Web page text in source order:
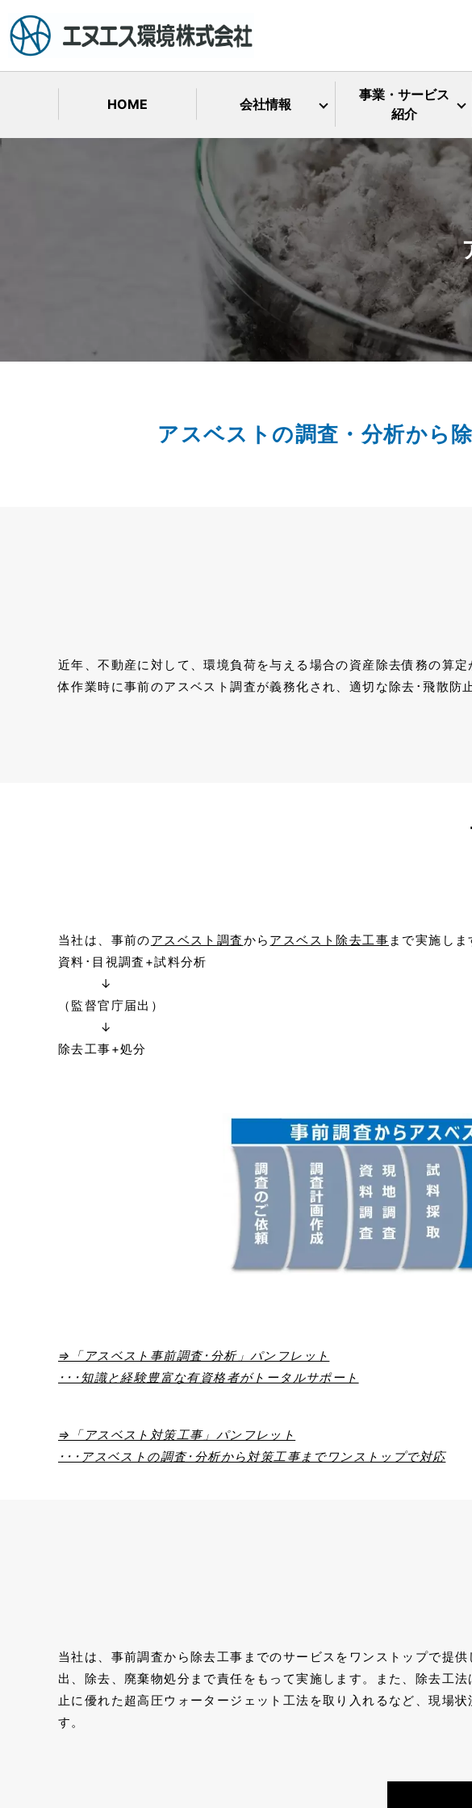
HOME 会社情報
事業・サービス
紹介
アスベストの調査・分析から
近年、不動産に対して、環境負荷を与える場合の資産除去債務の算
体作業時に事前のアスベスト調査が義務化され、適切な除去･⾶散防
当社は、事前のアスベスト調査から アスベスト除去工事 まで実施しま
資料･目視調査+試料分析
↓
（監督官庁届出）
↓
除去⼯事+処分
⇒「アスベスト事前調査･分析」パンフレット
･･･知識と経験豊富な有資格者がトータルサポート
⇒「アスベスト対策工事」パンフレット
･･･アスベストの調査･分析から対策工事までワンストップで対応
当社は、事前調査から除去⼯事までのサービスをワンストップで提
出、除去、廃棄物処分まで責任をもって実施します。また、除去⼯
⽌に優れた超高圧ウォータージェット⼯法を取り入れるなど、現場
す。